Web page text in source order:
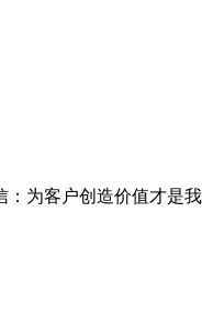
为客户创造价值才是我